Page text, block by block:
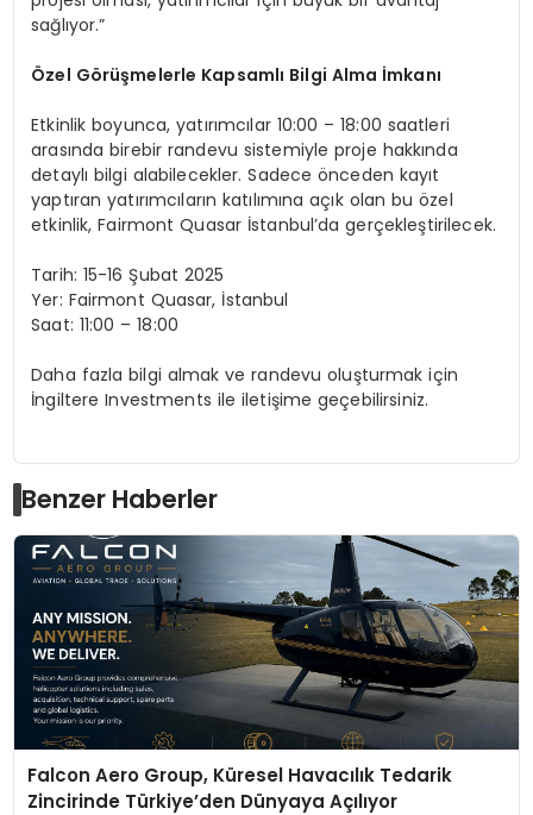
sağlıyor.”
Özel Görüşmelerle Kapsamlı Bilgi Alma İmkanı
Etkinlik boyunca, yatırımcılar 10:00 – 18:00 saatleri
arasında birebir randevu sistemiyle proje hakkında
detaylı bilgi alabilecekler. Sadece önceden kayıt
yaptıran yatırımcıların katılımına açık olan bu özel
etkinlik, Fairmont Quasar İstanbul’da gerçekleştirilecek.
Tarih: 15-16 Şubat 2025
Yer: Fairmont Quasar, İstanbul
Saat: 11:00 – 18:00
Daha fazla bilgi almak ve randevu oluşturmak için
İngiltere Investments ile iletişime geçebilirsiniz.
Benzer Haberler
Falcon Aero Group, Küresel Havacılık Tedarik
Zincirinde Türkiye’den Dünyaya Açılıyor